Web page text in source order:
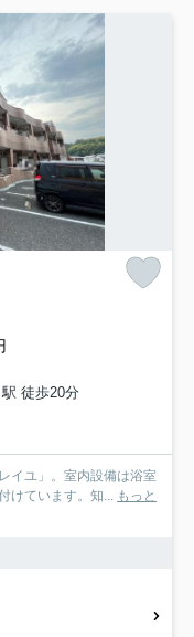
徒歩20分
イユ」。室内設備は浴室
けています。知... もっと